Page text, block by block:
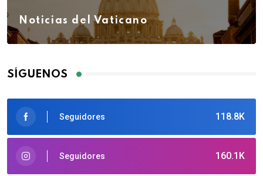
Noticias del Vaticano
SÍGUENOS
118.8K
Seguidores
160.1K
Seguidores